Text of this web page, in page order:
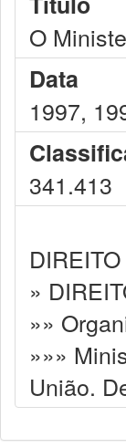
O
Data
1997,
341.413
»
»»
»»»
União.